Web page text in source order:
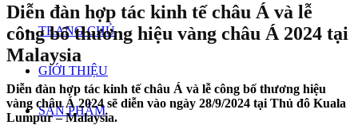
TRANG CHỦ
GIỚI THIỆU
SẢN PHẨM
Diễn đàn hợp tác kinh tế châu Á và lễ
công bố thương hiệu vàng châu Á 2024 tại
Malaysia
Diễn đàn hợp tác kinh tế châu Á và lễ công bố thương hiệu
vàng châu Á 2024 sẽ diễn vào ngày 28/9/2024 tại Thủ đô Kuala
Lumpur – Malaysia.